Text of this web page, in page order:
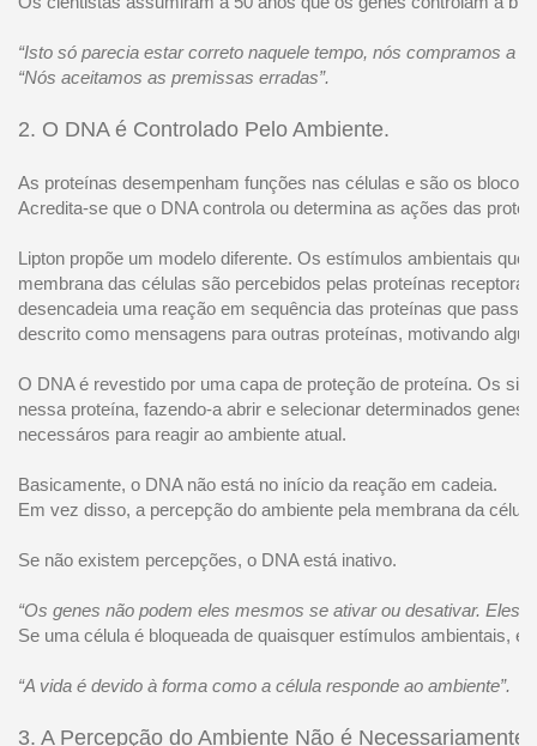
“Isto só parecia estar correto naquele tempo, nós compramos a
“Nós aceitamos as premissas erradas”.
2. O DNA é Controlado Pelo Ambiente.
As proteínas desempenham funções nas células e são os blocos
Acredita-se que o DNA controla ou determina as ações das
Lipton propõe um modelo diferente. Os estímulos ambientais que
membrana das células são percebidos pelas proteínas
desencadeia uma reação em sequência das proteínas que
descrito como mensagens para outras proteínas, motivando
O DNA é revestido por uma capa de proteção de proteína. Os
nessa proteína, fazendo-a abrir e selecionar determinados genes
necessáros para reagir ao ambiente atual.
Basicamente, o DNA não está no início da reação em cadeia.
Em vez disso, a percepção do ambiente pela membrana da
Se não existem percepções, o DNA está inativo.
“Os genes não podem eles mesmos se ativar ou desativar. Eles
Se uma célula é bloqueada de quaisquer estímulos ambientais,
“A vida é devido à forma como a célula responde ao ambiente”.
3. A Percepção do Ambiente Não é Necessariamente